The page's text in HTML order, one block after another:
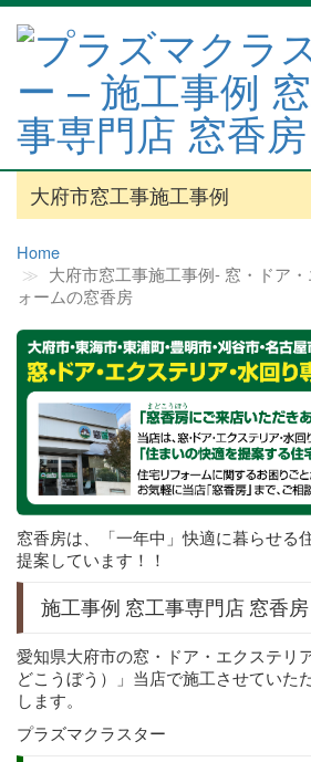
大府市窓工事施工事例
Home
大府市窓工事施工事例‐ 窓・ドア
ォームの窓香房
窓香房は、「一年中」快適に暮らせる
提案しています！！
施工事例 窓工事専門店 窓香房
愛知県大府市の窓・ドア・エクステリ
どこうぼう）」当店で施工させていた
します。
プラズマクラスター